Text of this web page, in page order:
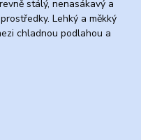
stálý, nenasákavý a
Lehký a měkký
chladnou podlahou a